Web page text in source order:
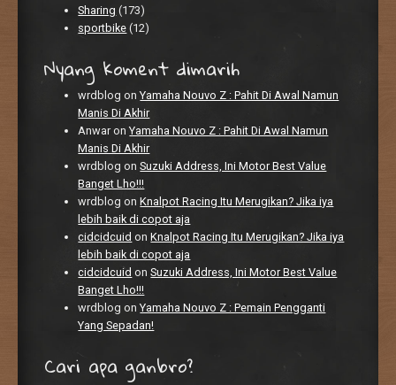
Sharing (173)
sportbike (12)
Nyang koment dimarih
wrdblog onYamaha Nouvo Z : Pahit Di Awal Namun
Manis Di Akhir
Anwar onYamaha Nouvo Z : Pahit Di Awal Namun
Manis Di Akhir
wrdblog onSuzuki Address, Ini Motor Best Value
Banget Lho!!!
wrdblog onKnalpot Racing Itu Merugikan? Jika iya
lebih baik di copot aja
cidcidcuid onKnalpot Racing Itu Merugikan? Jika iya
lebih baik di copot aja
cidcidcuid onSuzuki Address, Ini Motor Best Value
Banget Lho!!!
wrdblog onYamaha Nouvo Z : Pemain Pengganti
Yang Sepadan!
Cari apa ganbro?